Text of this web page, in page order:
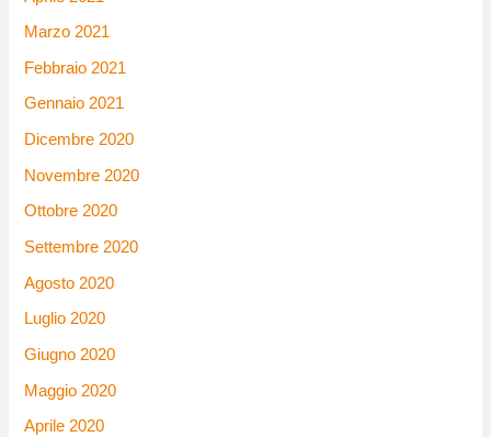
Marzo 2021
Febbraio 2021
Gennaio 2021
Dicembre 2020
Novembre 2020
Ottobre 2020
Settembre 2020
Agosto 2020
Luglio 2020
Giugno 2020
Maggio 2020
Aprile 2020